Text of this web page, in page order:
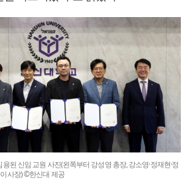
된 신임 교원 사진(왼쪽부터 강성영 총장, 강소영·정재현·정
사장) ©한신대 제공